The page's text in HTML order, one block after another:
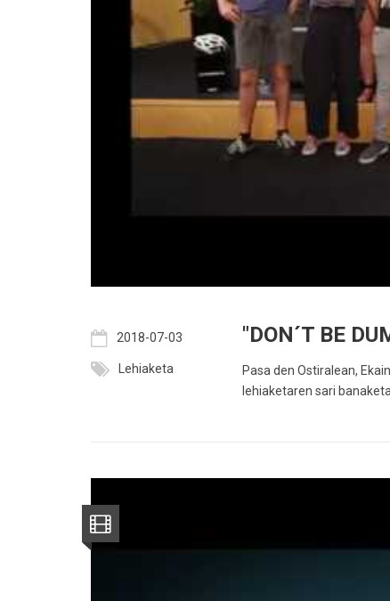
2018-07-03
Lehiaketa
"DON´T BE
Pasa den Ostiralean,
lehiaketaren sari